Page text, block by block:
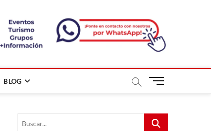
BLOG
B
ó
n
Buscar...